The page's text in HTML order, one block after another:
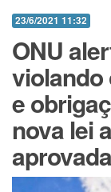
23/6/2021 11:32
ONU
violando
e
nova lei
aprovada